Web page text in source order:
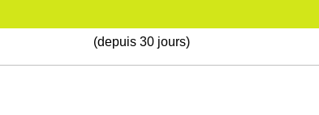
(depuis 30 jours)